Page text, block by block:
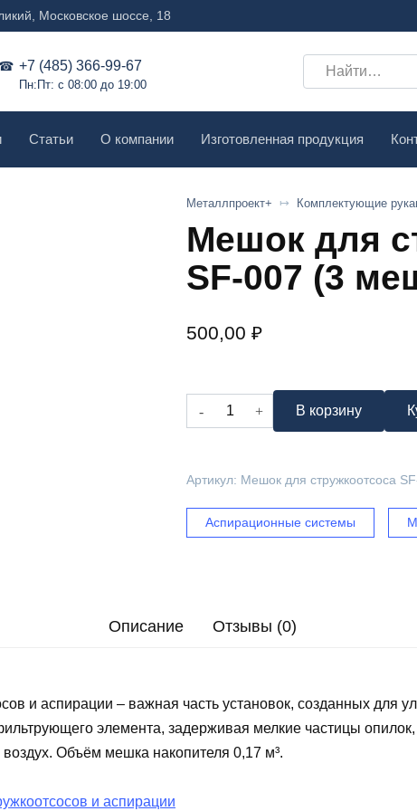
Московское шоссе, 18
+7 (485) 366-99-67
Пн:Пт: с 08:00 до 19:00
Search
for:
Статьи О компании Изготовленная продукция
Металлпроект+ Комплектующие
Мешок для
SF-007 (3
500,00 ₽
Количество
товара
стружкоотсоса
SF-
007
В корзину
Артикул: Мешок для стружкоотсоса
Аспирационные системы
Описание Отзывы (0)
и аспирации – важная часть установок, созданных для
элемента, задерживая мелкие частицы опилок,
Объём мешка накопителя 0,17 м³.
и аспирации